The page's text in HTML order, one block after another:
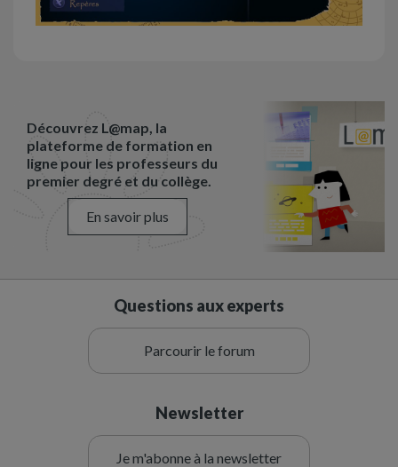
Découvrez L@map, la
plateforme de formation en
ligne pour les professeurs du
premier degré et du collège.
En savoir plus
Questions aux experts
Parcourir le forum
Newsletter
Je m'abonne à la newsletter